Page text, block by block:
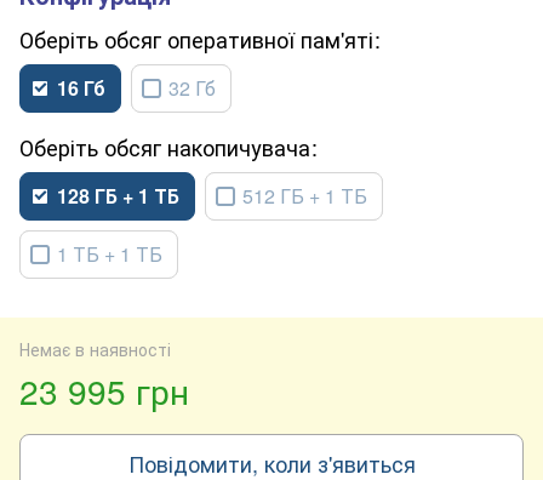
обсяг оперативної пам'яті
16 Гб 32 Гб
обсяг накопичувача
128 ГБ + 1 ТБ 512 ГБ + 1 ТБ
1 ТБ + 1 ТБ
Немає в наявності
23 995 грн
Повідомити, коли з'явиться